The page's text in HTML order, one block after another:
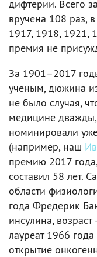
дифтерии. Всего
вручена 108 раз,
1917, 1918, 1921,
премия не
За 1901–2017
ученым, дюжина
не было случая,
медицине дважды,
номинировали
(например, наш
премию 2017
составил 58 лет.
области
года Фредерик
инсулина,
лауреат 1966
открытие